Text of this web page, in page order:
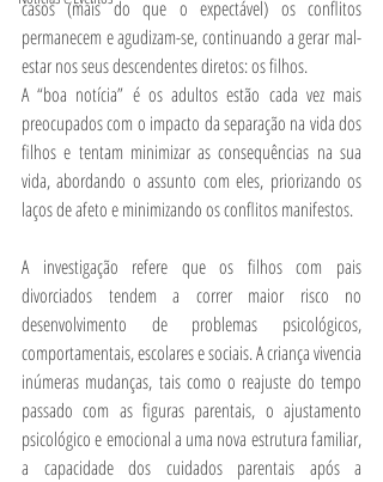
casos (mais do que o expectável) os conflitos
permanecem e agudizam-se, continuando a gerar mal-
estar nos seus descendentes diretos: os filhos.
A “boa notícia” é os adultos estão cada vez mais
preocupados com o impacto da separação na vida dos
filhos e tentam minimizar as consequências na sua
vida, abordando o assunto com eles, priorizando os
laços de afeto e minimizando os conflitos manifestos.
A investigação refere que os filhos com pais
divorciados tendem a correr maior risco no
desenvolvimento de problemas psicológicos,
comportamentais, escolares e sociais. A criança vivencia
inúmeras mudanças, tais como o reajuste do tempo
passado com as figuras parentais, o ajustamento
psicológico e emocional a uma nova estrutura familiar,
a capacidade dos cuidados parentais após a